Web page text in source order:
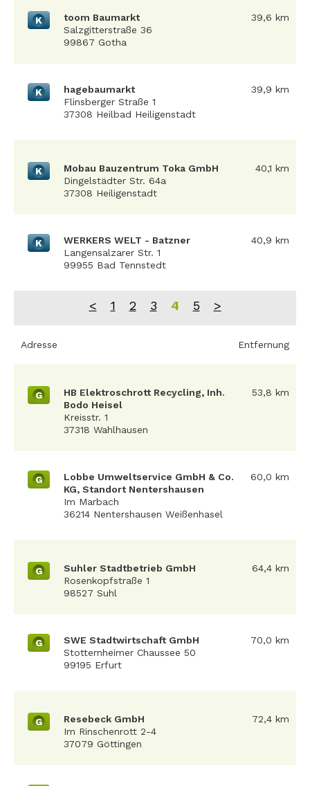
K
toom Baumarkt
Salzgitterstraße 36
99867 Gotha
39,6 km
K
hagebaumarkt
Flinsberger Straße 1
37308 Heilbad Heiligenstadt
39,9 km
K
Mobau Bauzentrum Toka GmbH
Dingelstädter Str. 64a
37308 Heiligenstadt
40,1 km
K
WERKERS WELT - Batzner
Langensalzarer Str. 1
99955 Bad Tennstedt
40,9 km
< 1 2 3 4 5 >
Adresse Entfernung
G
HB Elektroschrott Recycling, Inh.
Bodo Heisel
Kreisstr. 1
37318 Wahlhausen
53,8 km
G
Lobbe Umweltservice GmbH & Co.
KG, Standort Nentershausen
Im Marbach
36214 Nentershausen Weißenhasel
60,0 km
G
Suhler Stadtbetrieb GmbH
Rosenkopfstraße 1
98527 Suhl
64,4 km
G
SWE Stadtwirtschaft GmbH
Stotternheimer Chaussee 50
99195 Erfurt
70,0 km
G
Resebeck GmbH
Im Rinschenrott 2-4
37079 Göttingen
72,4 km